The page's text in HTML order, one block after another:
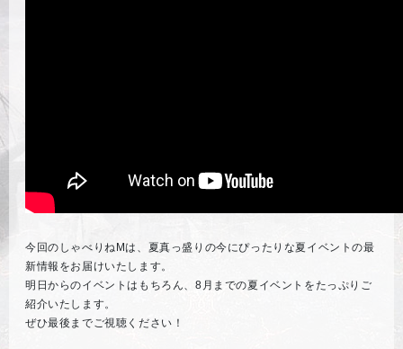
今回のしゃべりねMは、夏真っ盛りの今にぴったりな夏イベントの最
新情報をお届けいたします。
明日からのイベントはもちろん、8月までの夏イベントをたっぷりご
紹介いたします。
ぜひ最後までご視聴ください！